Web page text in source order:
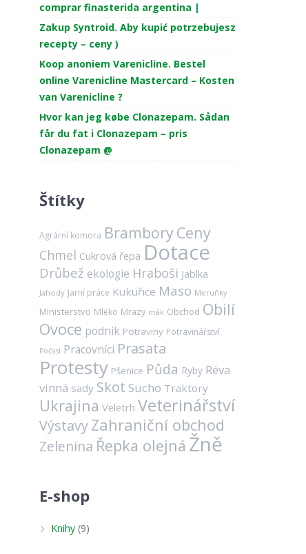
comprar finasterida argentina |
Zakup Syntroid. Aby kupić potrzebujesz
recepty – ceny )
Koop anoniem Varenicline. Bestel
online Varenicline Mastercard – Kosten
van Varenicline ?
Hvor kan jeg købe Clonazepam. Sådan
får du fat i Clonazepam – pris
Clonazepam @
Štítky
Agrární komora Brambory Ceny
Chmel Cukrová řepa Dotace
Drůbež ekologie Hraboši Jablka
Jahody Jarní práce Kukuřice Maso Meruňky
Ministerstvo Mléko Mrazy mák Obchod Obilí
Ovoce podnik Potraviny Potravinářství
Počasí Pracovníci Prasata
Protesty Pšenice Půda Ryby Réva
vinná sady Skot Sucho Traktory
Ukrajina Veletrh Veterinářství
VýstavyZahraniční obchod
Zelenina Řepka olejná Žně
E-shop
Knihy (9)